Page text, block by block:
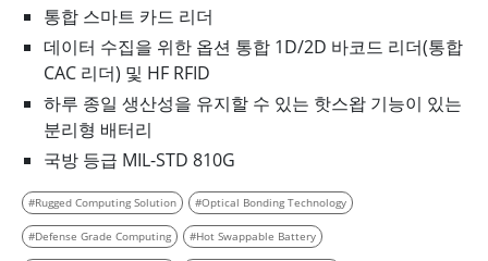
통합 스마트 카드 리더
데이터 수집을 위한 옵션 통합 1D/2D 바코드 리더(통합
CAC 리더) 및 HF RFID
하루 종일 생산성을 유지할 수 있는 핫스왑 기능이 있는
분리형 배터리
국방 등급 MIL-STD 810G
#Rugged Computing Solution #Optical Bonding Technology
#Defense Grade Computing #Hot Swappable Battery